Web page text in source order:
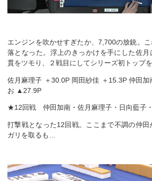
エンジンを吹かせすぎたか、7,700の放銃。
落となった。浮上のきっかけを手にした佐
貫をツモり、２戦目にしてシリーズ初トップを
佐月麻理子 ＋30.0P 岡田紗佳 ＋15.3P 仲田
お ▲27.9P
★12回戦 仲田加南・佐月麻理子・日向藍子
打撃戦となった12回戦。ここまで不調の仲田
ガリを取るも…